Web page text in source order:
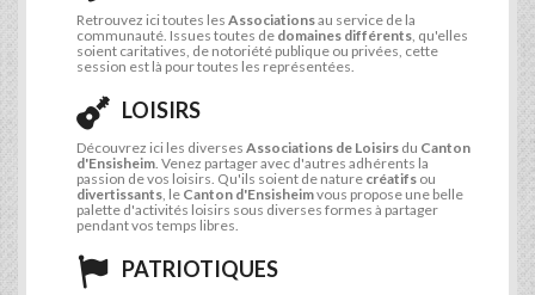
Retrouvez ici toutes les Associationsau service de la
communauté. Issues toutes de domaines différents , qu'elles
soient caritatives, de notoriété publique ou privées, cette
session est là pour toutes les représentées.
LOISIRS
Découvrez ici les diverses Associations de Loisirs du Canton
d'Ensisheim . Venez partager avec d'autres adhérents la
passion de vos loisirs. Qu'ils soient de nature créatifs ou
divertissants , le Canton d'Ensisheimvous propose une belle
palette d'activités loisirs sous diverses formes à partager
pendant vos temps libres.
PATRIOTIQUES